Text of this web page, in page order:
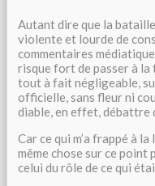
Autant dire que la
violente et lourde de
commentaires
risque fort de passer à
tout à fait négligeable,
officielle, sans fleur ni
diable, en effet, débattre
Car ce qui m’a frappé à
même chose sur ce point
celui du rôle de ce qui